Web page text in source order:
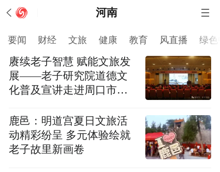
河南
要闻 财经 文旅 健康 教育 风直播 绿
赓续老子智慧 赋能文旅发
展——老子研究院道德文
化普及宣讲走进周口市文
鹿邑：明道宫夏日文旅活
动精彩纷呈 多元体验绘就
老子故里新画卷